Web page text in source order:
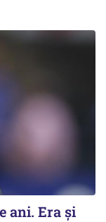
ani. Era și